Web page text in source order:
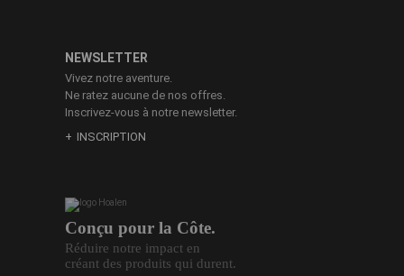
Conçu pour la Côte.
Réduire notre impact en
créant des produits qui durent.
NEWSLETTER
Vivez notre aventure.
Ne ratez aucune de nos offres.
Inscrivez-vous à notre newsletter.
INSCRIPTION